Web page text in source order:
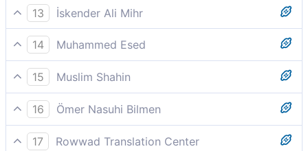
Derhal helakini temenni edecektir.
13
İskender Ali Mihr
İşte o, hemen ölümü davet edecek (helâk olmak için
dua edecek).
14
Muhammed Esed
zamanı geldiğinde tamamiyle yok olmak için
yalvaracak:
15
Muslim Shahin
derhal yok olmayı isteyecek;
16
Ömer Nasuhi Bilmen
(10-12) Fakat kime ki, kitabı arkası tarafından verilmiş
17
Rowwad Translation Center